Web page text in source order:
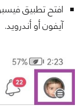
افتح تطبيق
آيفون أو أندرويد.